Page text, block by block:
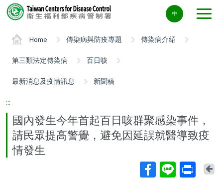
Center
block
中
Home 傳染病與防疫專題 傳染病介紹
第三類法定傳染病 百日咳
最新消息及疫情訊息 新聞稿
:::
國內發生今年首起百日咳群聚感染事件，
請民眾提高警覺，避免因延誤就醫導致疫
情發生